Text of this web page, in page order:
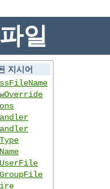
일
지시어